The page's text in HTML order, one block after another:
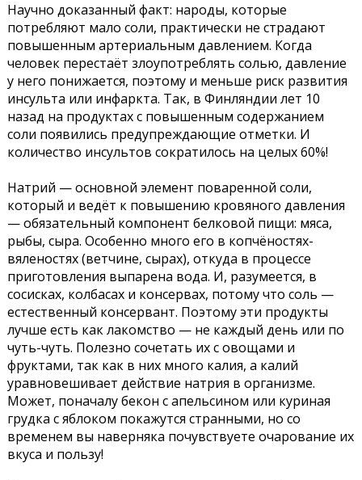
Научно доказанный факт: народы, которые
потребляют мало соли, практически не страдают
повышенным артериальным давлением. Когда
человек перестаёт злоупотреблять солью, давление
у него понижается, поэтому и меньше риск развития
инсульта или инфаркта. Так, в Финляндии лет 10
назад на продуктах с повышенным содержанием
соли появились предупреждающие отметки. И
количество инсультов сократилось на целых 60%!
Натрий — основной элемент поваренной соли,
который и ведёт к повышению кровяного давления
— обязательный компонент белковой пищи: мяса,
рыбы, сыра. Особенно много его в копчёностях-
вяленостях (ветчине, сырах), откуда в процессе
приготовления выпарена вода. И, разумеется, в
сосисках, колбасах и консервах, потому что соль —
естественный консервант. Поэтому эти продукты
лучше есть как лакомство — не каждый день или по
чуть-чуть. Полезно сочетать их с овощами и
фруктами, так как в них много калия, а калий
уравновешивает действие натрия в организме.
Может, поначалу бекон с апельсином или куриная
грудка с яблоком покажутся странными, но со
временем вы наверняка почувствуете очарование их
вкуса и пользу!